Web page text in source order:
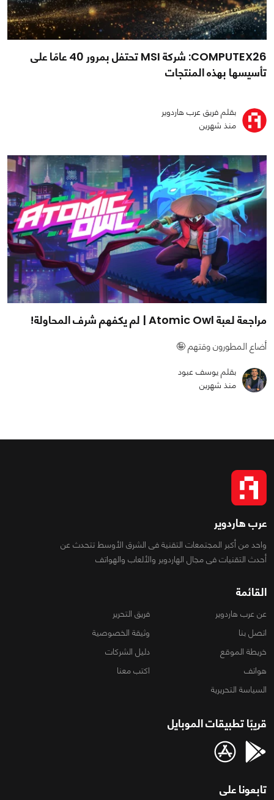
COMPUTEX26: شركة MSI تحتفل بمرور 40 عامًا على
تأسيسها بهذه المنتجات
بقلم فريق عرب هاردوير
منذ شهرين
مراجعة لعبة Atomic Owl | لم يكفهم شرف المحاولة!
أضاع المطورون وقتهم 🤪
بقلم يوسف عبود
منذ شهرين
عرب هاردوير
واحد من أكبر المجتمعات التقنية فى الشرق الأوسط تتحدث عن
أحدث التقنيات فى مجال الهاردوير والألعاب والهواتف
القائمة
عن عرب هاردوير
فريق التحرير
اتصل بنا
وثيقة الخصوصية
خريطة الموقع
دليل الشركات
هواتف
اكتب معنا
السياسة التحريرية
قريبًا تطبيقات الموبايل
تابعونا على